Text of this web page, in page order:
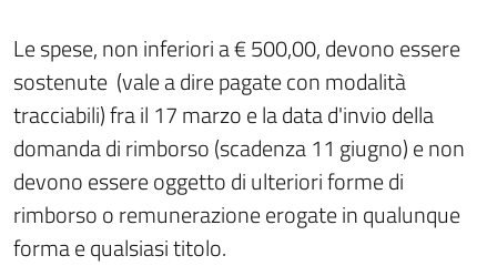
Le spese, non inferiori a € 500,00, devono essere
sostenute (vale a dire pagate con modalità
tracciabili) fra il 17 marzo e la data d'invio della
domanda di rimborso (scadenza 11 giugno) e non
devono essere oggetto di ulteriori forme di
rimborso o remunerazione erogate in qualunque
forma e qualsiasi titolo.